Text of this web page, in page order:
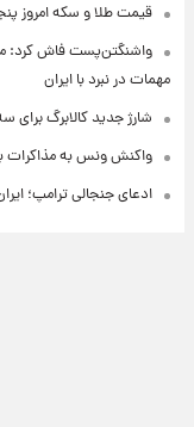
قیمت طلا و سکه امروز پنجشنبه ۱۵
واشنگتن‌پست فاش کرد:
مهمات در نبرد با ایران
شارژ جدید کالابرگ
واکنش ونس به مذاکرات
ادعای جنجالی ترامپ؛